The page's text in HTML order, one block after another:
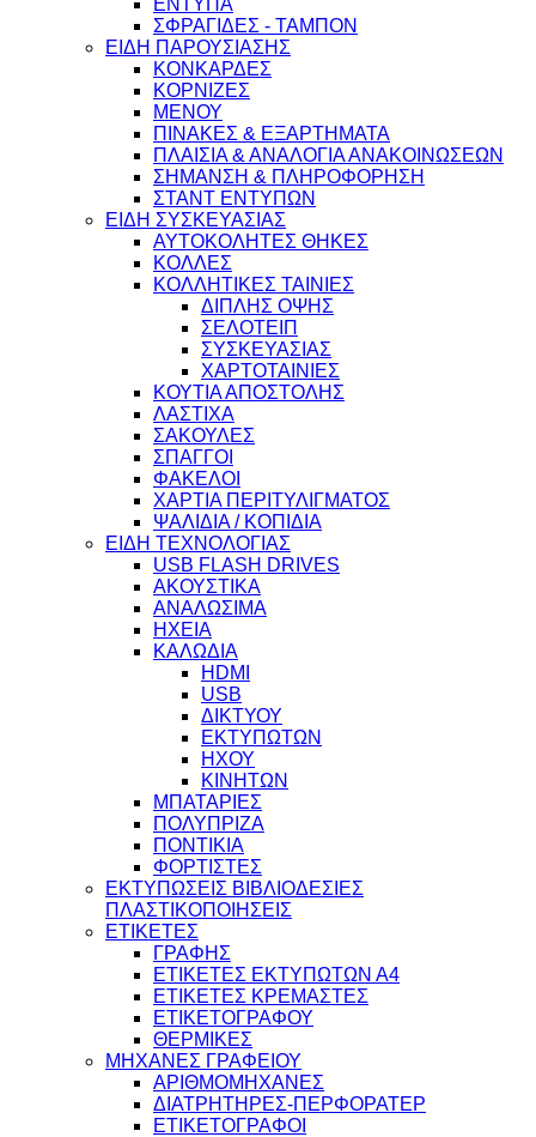
ΕΝΤΥΠΑ
ΣΦΡΑΓΙΔΕΣ - ΤΑΜΠΟΝ
ΕΙΔΗ ΠΑΡΟΥΣΙΑΣΗΣ
ΚΟΝΚΑΡΔΕΣ
ΚΟΡΝΙΖΕΣ
ΜΕΝΟΥ
ΠΙΝΑΚΕΣ & ΕΞΑΡΤΗΜΑΤΑ
ΠΛΑΙΣΙΑ & ΑΝΑΛΟΓΙΑ ΑΝΑΚΟΙΝΩΣΕΩΝ
ΣΗΜΑΝΣΗ & ΠΛΗΡΟΦΟΡΗΣΗ
ΣΤΑΝΤ ΕΝΤΥΠΩΝ
ΕΙΔΗ ΣΥΣΚΕΥΑΣΙΑΣ
ΑΥΤΟΚΟΛΗΤΕΣ ΘΗΚΕΣ
ΚΟΛΛΕΣ
ΚΟΛΛΗΤΙΚΕΣ ΤΑΙΝΙΕΣ
ΔΙΠΛΗΣ ΟΨΗΣ
ΣΕΛΟΤΕΙΠ
ΣΥΣΚΕΥΑΣΙΑΣ
ΧΑΡΤΟΤΑΙΝΙΕΣ
ΚΟΥΤΙΑ ΑΠΟΣΤΟΛΗΣ
ΛΑΣΤΙΧΑ
ΣΑΚΟΥΛΕΣ
ΣΠΑΓΓΟΙ
ΦΑΚΕΛΟΙ
ΧΑΡΤΙΑ ΠΕΡΙΤΥΛΙΓΜΑΤΟΣ
ΨΑΛΙΔΙΑ / ΚΟΠΙΔΙΑ
ΕΙΔΗ ΤΕΧΝΟΛΟΓΙΑΣ
USB FLASH DRIVES
ΑΚΟΥΣΤΙΚΑ
ΑΝΑΛΩΣΙΜΑ
ΗΧΕΙΑ
ΚΑΛΩΔΙΑ
HDMI
USB
ΔΙΚΤΥΟΥ
ΕΚΤΥΠΩΤΩΝ
ΗΧΟΥ
ΚΙΝΗΤΩΝ
ΜΠΑΤΑΡΙΕΣ
ΠΟΛΥΠΡΙΖΑ
ΠΟΝΤΙΚΙΑ
ΦΟΡΤΙΣΤΕΣ
ΕΚΤΥΠΩΣΕΙΣ ΒΙΒΛΙΟΔΕΣΙΕΣ
ΠΛΑΣΤΙΚΟΠΟΙΗΣΕΙΣ
ΕΤΙΚΕΤΕΣ
ΓΡΑΦΗΣ
ΕΤΙΚΕΤΕΣ ΕΚΤΥΠΩΤΩΝ Α4
ΕΤΙΚΕΤΕΣ ΚΡΕΜΑΣΤΕΣ
ΕΤΙΚΕΤΟΓΡΑΦΟΥ
ΘΕΡΜΙΚΕΣ
ΜΗΧΑΝΕΣ ΓΡΑΦΕΙΟΥ
ΑΡΙΘΜΟΜΗΧΑΝΕΣ
ΔΙΑΤΡΗΤΗΡΕΣ-ΠΕΡΦΟΡΑΤΕΡ
ΕΤΙΚΕΤΟΓΡΑΦΟΙ